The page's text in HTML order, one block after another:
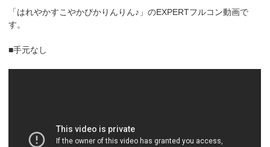
「はれやかすこやかぴかりんりん♪」のEXPERTフルコン動画で
す。
■手元なし